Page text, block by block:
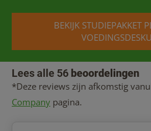
BEKIJK STUDIEPAKKET
Lees alle 56 beoordelingen
*Deze reviews zijn afkomstig
Company pagina.